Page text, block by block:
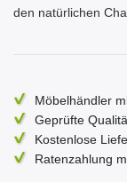
den natürlichen
Möbelhändler
Geprüfte
Kostenlose
Ratenzahlung